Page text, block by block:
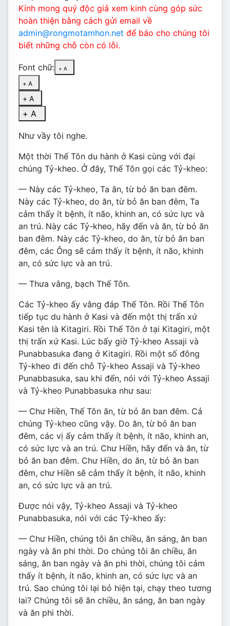
Kính mong quý độc giả xem kinh cùng góp sức
hoàn thiện bằng cách gửi email về
admin@rongmotamhon.net để báo cho chúng tôi
biết những chỗ còn có lỗi.
Font chữ: + A
+ A
+ A
+ A
Như vầy tôi nghe.
Một thời Thế Tôn du hành ở Kasi cùng với đại
chúng Tỷ-kheo. Ở đây, Thế Tôn gọi các Tỷ-kheo:
— Này các Tỷ-kheo, Ta ăn, từ bỏ ăn ban đêm.
Này các Tỷ-kheo, do ăn, từ bỏ ăn ban đêm, Ta
cảm thấy ít bệnh, ít não, khinh an, có sức lực và
an trú. Này các Tỷ-kheo, hãy đến và ăn, từ bỏ ăn
ban đêm. Này các Tỷ-kheo, do ăn, từ bỏ ăn ban
đêm, các Ông sẽ cảm thấy ít bệnh, ít não, khinh
an, có sức lực và an trú.
— Thưa vâng, bạch Thế Tôn.
Các Tỷ-kheo ấy vâng đáp Thế Tôn. Rồi Thế Tôn
tiếp tục du hành ở Kasi và đến một thị trấn xứ
Kasi tên là Kitagiri. Rồi Thế Tôn ở tại Kitagiri, một
thị trấn xứ Kasi. Lúc bấy giờ Tỷ-kheo Assaji và
Punabbasuka đang ở Kitagiri. Rồi một số đông
Tỷ-kheo đi đến chỗ Tỷ-kheo Assaji và Tỷ-kheo
Punabbasuka, sau khi đến, nói với Tỷ-kheo Assaji
và Tỷ-kheo Punabbasuka như sau:
— Chư Hiền, Thế Tôn ăn, từ bỏ ăn ban đêm. Cả
chúng Tỷ-kheo cũng vậy. Do ăn, từ bỏ ăn ban
đêm, các vị ấy cảm thấy ít bệnh, ít não, khinh an,
có sức lực và an trú. Chư Hiền, hãy đến và ăn, từ
bỏ ăn ban đêm. Chư Hiền, do ăn, từ bỏ ăn ban
đêm, chư Hiền sẽ cảm thấy ít bệnh, ít não, khinh
an, có sức lực và an trú.
Ðược nói vậy, Tỷ-kheo Assaji và Tỷ-kheo
Punabbasuka, nói với các Tỷ-kheo ấy:
— Chư Hiền, chúng tôi ăn chiều, ăn sáng, ăn ban
ngày và ăn phi thời. Do chúng tôi ăn chiều, ăn
sáng, ăn ban ngày và ăn phi thời, chúng tôi cảm
thấy ít bệnh, ít não, khinh an, có sức lực và an
trú. Sao chúng tôi lại bỏ hiện tại, chạy theo tương
lai? Chúng tôi sẽ ăn chiều, ăn sáng, ăn ban ngày
và ăn phi thời.